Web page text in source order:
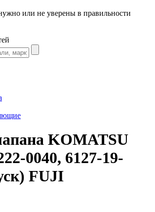
или не уверены в правильности
KOMATSU
0040, 6127-19-
FUJI